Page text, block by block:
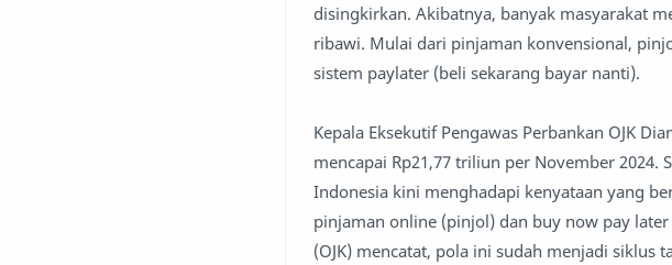
disingkirkan. Akibatnya, banyak masyarakat
ribawi. Mulai dari pinjaman konvensional,
sistem paylater (beli sekarang bayar nanti).
Kepala Eksekutif Pengawas Perbankan OJK
mencapai Rp21,77 triliun per November 2024.
Indonesia kini menghadapi kenyataan yang
pinjaman online (pinjol) dan buy now pay later
(OJK) mencatat, pola ini sudah menjadi siklus